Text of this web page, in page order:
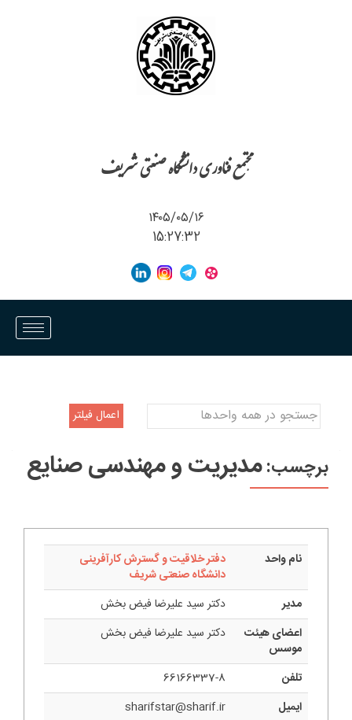
مجتمع فناوری دانشگاه صنعتی شریف
۱۴۰۵/۰۵/۱۶
15:27:32
برچسب:مدیریت و مهندسی صنایع
نام واحد
دفتر خلاقیت و گسترش کارآفرینی
دانشگاه صنعتی شریف
مدیر
دکتر سید علیرضا فیض بخش
اعضای هیئت
موسس
دکتر سید علیرضا فیض بخش
تلفن
66166337-8
ایمیل
sharifstar@sharif.ir